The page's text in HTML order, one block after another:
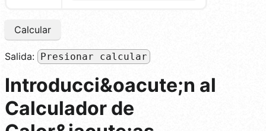
Calcular
Salida: Presionar calcular
Introducci&oacute;n al
Calculador de